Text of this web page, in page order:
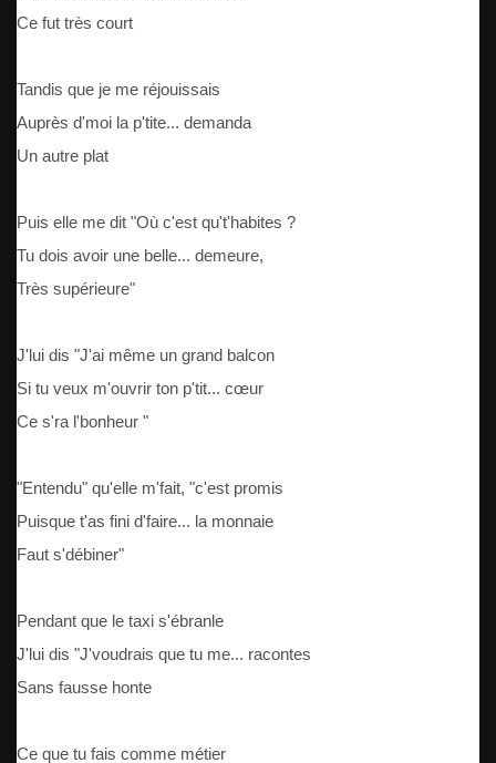
Ce fut très court
Tandis que je me réjouissais
Auprès d'moi la p'tite... demanda
Un autre plat
Puis elle me dit "Où c'est qu't'habites ?
Tu dois avoir une belle... demeure,
Très supérieure"
J'lui dis "J'ai même un grand balcon
Si tu veux m'ouvrir ton p'tit... cœur
Ce s'ra l'bonheur "
"Entendu" qu'elle m'fait, "c'est promis
Puisque t'as fini d'faire... la monnaie
Faut s'débiner"
Pendant que le taxi s'ébranle
J'lui dis "J'voudrais que tu me... racontes
Sans fausse honte
Ce que tu fais comme métier